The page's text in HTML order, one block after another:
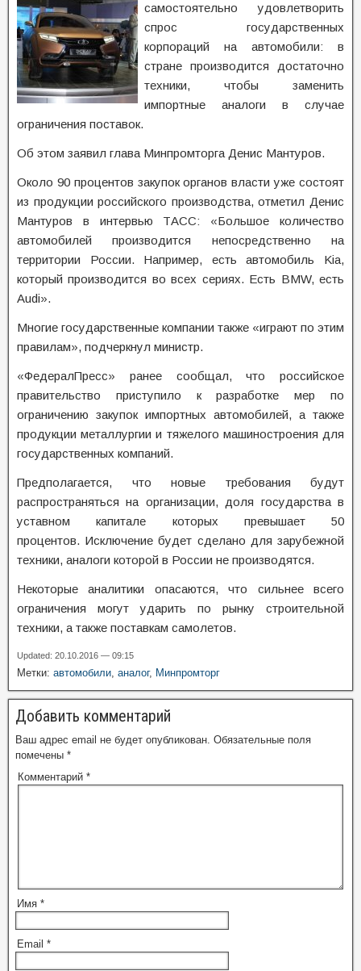
самостоятельно удовлетворить
спрос государственных
корпораций на автомобили: в
стране производится достаточно
техники, чтобы заменить
импортные аналоги в случае
ограничения поставок.
Об этом заявил глава Минпромторга Денис Мантуров.
Около 90 процентов закупок органов власти уже состоят
из продукции российского производства, отметил Денис
Мантуров в интервью ТАСС: «Большое количество
автомобилей производится непосредственно на
территории России. Например, есть автомобиль Kia,
который производится во всех сериях. Есть BMW, есть
Audi».
Многие государственные компании также «играют по этим
правилам», подчеркнул министр.
«ФедералПресс» ранее сообщал, что российское
правительство приступило к разработке мер по
ограничению закупок импортных автомобилей, а также
продукции металлургии и тяжелого машиностроения для
государственных компаний.
Предполагается, что новые требования будут
распространяться на организации, доля государства в
уставном капитале которых превышает 50
процентов. Исключение будет сделано для зарубежной
техники, аналоги которой в России не производятся.
Некоторые аналитики опасаются, что сильнее всего
ограничения могут ударить по рынку строительной
техники, а также поставкам самолетов.
Updated: 20.10.2016 — 09:15
Метки: автомобили, аналог, Минпромторг
Добавить комментарий
Ваш адрес email не будет опубликован. Обязательные поля
помечены *
Комментарий *
Имя *
Email *